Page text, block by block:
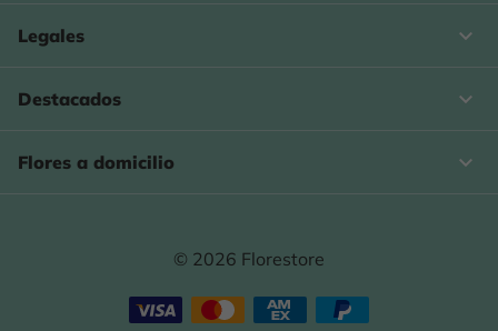
Legales 
Destacados 
Flores a domicilio 
© 2026 Florestore